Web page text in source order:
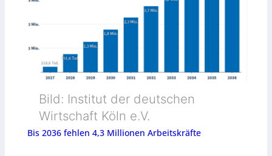
Bild: Institut der deutschen
Wirtschaft Köln e.V.
Bis 2036 fehlen 4,3 Millionen Arbeitskräfte